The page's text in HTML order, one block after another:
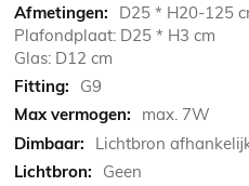
D25 * H20-125
Plafondplaat: D25 * H3 cm
Glas: D12 cm
G9
max. 7W
Lichtbron
Geen